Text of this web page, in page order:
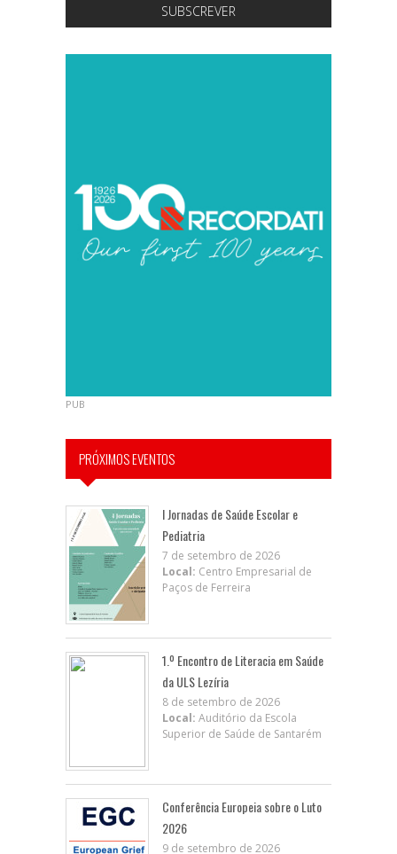
SUBSCREVER
PUB
PRÓXIMOS EVENTOS
I Jornadas de Saúde Escolar e
Pediatria
7 de setembro de 2026
Local: Centro Empresarial de
Paços de Ferreira
1.º Encontro de Literacia em Saúde
da ULS Lezíria
8 de setembro de 2026
Local: Auditório da Escola
Superior de Saúde de Santarém
Conferência Europeia sobre o Luto
2026
9 de setembro de 2026